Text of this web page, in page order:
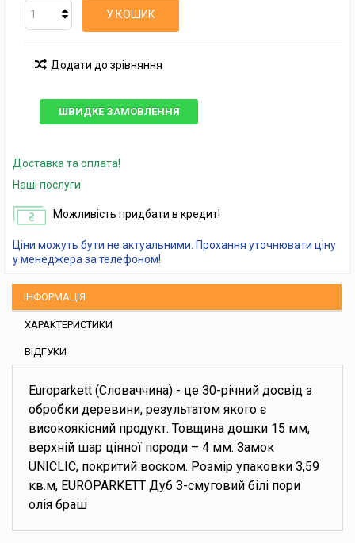
У КОШИК
Додати до зрівняння
ШВИДКЕ ЗАМОВЛЕННЯ
Доставка та оплата!
Наші послуги
Можливість придбати в кредит!
Ціни можуть бути не актуальними. Прохання уточнювати ціну
у менеджера за телефоном!
ІНФОРМАЦІЯ
ХАРАКТЕРИСТИКИ
ВІДГУКИ
Europarkett (Словаччина) - це 30-річний досвід з
обробки деревини, результатом якого є
високоякісний продукт. Товщина дошки 15 мм,
верхній шар цінної породи – 4 мм. Замок
UNICLIC, покритий воском. Розмір упаковки 3,59
кв.м, EUROPARKETT Дуб 3-смуговий білі пори
олія браш